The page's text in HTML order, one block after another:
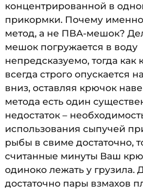
концентрированной в
прикормки. Почему
метод, а не ПВА-мешок?
мешок погружается в воду
непредсказуемо, тогда как
всегда строго опускается
вниз, оставляя крючок
метода есть один
недостаток –
использования сыпучей
рыбы в свиме достаточно,
считанные минуты Ваш
одиноко лежать у грузила.
достаточно пары взмахов